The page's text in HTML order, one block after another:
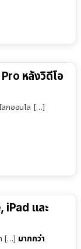
หลังวิดีโอ
ลกออนไล […]
iPad และ
[…] มากกว่า